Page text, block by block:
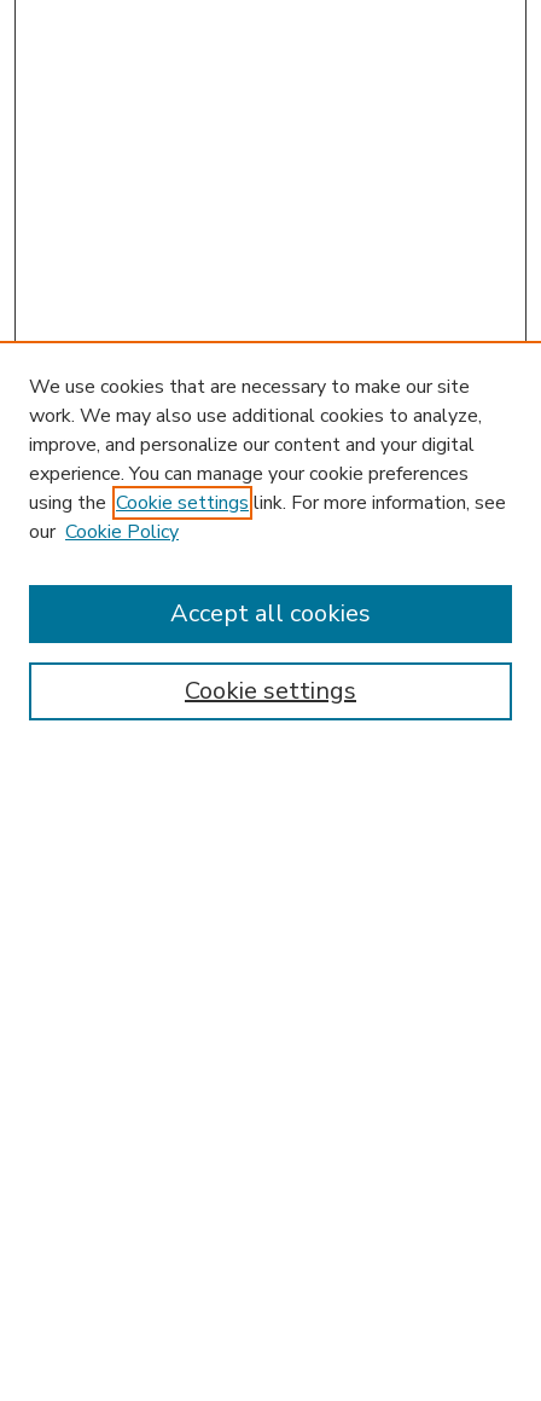
Enter search terms:
We use cookies that are necessary to make our site
work. We may also use additional cookies to analyze,
improve, and personalize our content and your digital
experience. You can manage your cookie preferences
using the Cookie settings link. For more information, see
our Cookie Policy
Cookie settings
Accept all cookies